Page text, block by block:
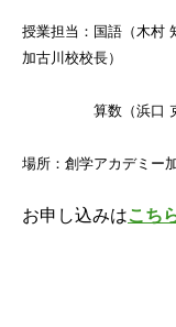
授業担当：国語（木村
加古川校校長）
算数（浜口 克樹
場所：創学アカデミー
お申し込みはこち